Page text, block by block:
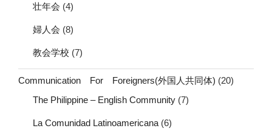
壮年会 (4)
婦人会 (8)
教会学校 (7)
Communication For Foreigners(外国人共同体) (20)
The Philippine – English Community (7)
La Comunidad Latinoamericana (6)